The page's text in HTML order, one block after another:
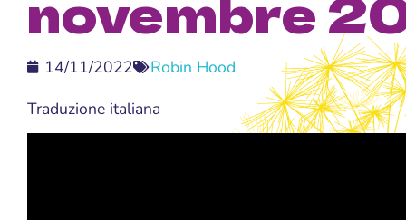
14/11/2022
Robin Hood
Traduzione italiana